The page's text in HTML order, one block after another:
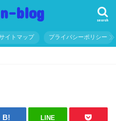
blog search
イトマップ プライバシーポリシー
LINE